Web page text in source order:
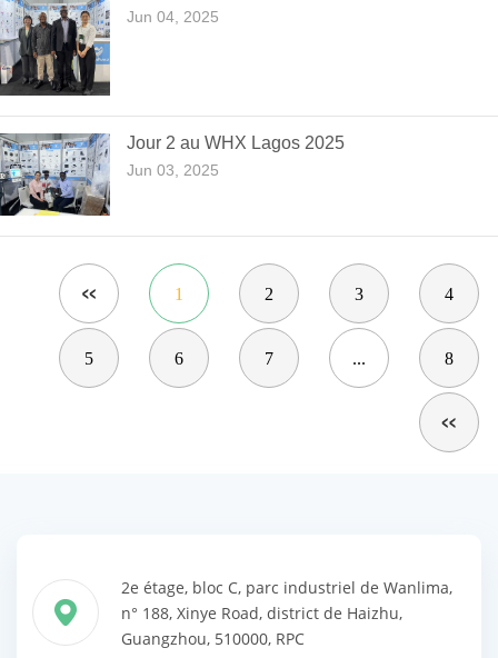
Jun 04, 2025
Jour 2 au WHX Lagos 2025
Jun 03, 2025
1 2 3 4
5 6 7 ... 8
2e étage, bloc C, parc industriel de Wanlima,
n° 188, Xinye Road, district de Haizhu,
Guangzhou, 510000, RPC